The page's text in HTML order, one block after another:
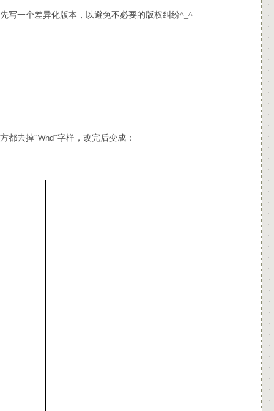
写一个差异化版本，以避免不必要的版权纠纷^_^
都去掉“Wnd”字样，改完后变成：